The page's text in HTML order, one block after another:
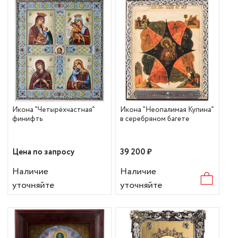
Икона "Четырёхчастная"
финифть
Цена по запросу
Наличие
уточняйте
Икона "Неопалимая Купина"
в серебряном багете
39 200 ₽
Наличие
уточняйте